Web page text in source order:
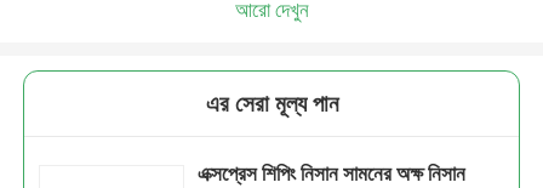
আরো দেখুন
এর সেরা মূল্য পান
এক্সপ্রেস শিপিং নিসান সামনের অক্ষ নিসান